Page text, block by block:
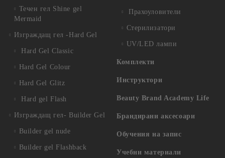
Течен гел Shine gel
Mermaid
Изграждащ гел -Hard Gel
Hard Gel Classic
Hard Gel Colour
Hard Gel Glitz
Hard gel Flash
Изграждащ гел- Builder Gel
Builder gel nude
Builder gel Flashback
Прахоуловители
Стерилизатори
UV/LED лампи
Комплекти
Инструктори
Beauty Brand Academy Life
Брандирани аксесоари
Обучения на запис
Учебни материали